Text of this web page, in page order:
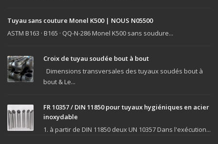
Tuyau sans couture Monel K500 | NOUS N05500
ASTM B163 · B165 · QQ-N-286 Monel K500 sans soudure...
Croix de tuyau soudée bout à bout
Dimensions transversales des tuyaux soudés bout à
bout & Le...
FR 10357 / DIN 11850 pour tuyaux hygiéniques en acier
inoxydable
1. à partir de DIN 11850 deux UN 10357 Dans l'exécution...